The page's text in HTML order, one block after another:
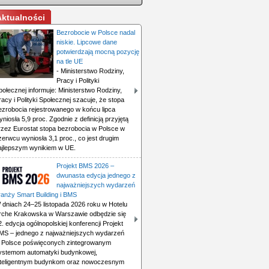
Bezrobocie w Polsce nadal
niskie. Lipcowe dane
potwierdzają mocną pozycję
na tle UE
- Ministerstwo Rodziny,
Pracy i Polityki
informuje: Ministerstwo Rodziny,
i Polityki Społecznej szacuje, że stopa
rejestrowanego w końcu lipca
5,9 proc. Zgodnie z definicją przyjętą
Eurostat stopa bezrobocia w Polsce w
wyniosła 3,1 proc., co jest drugim
wynikiem w UE.
Projekt BMS 2026 –
dwunasta edycja jednego z
najważniejszych wydarzeń
Smart Building i BMS
dniach 24–25 listopada 2026 roku w Hotelu
Krakowska w Warszawie odbędzie się
edycja ogólnopolskiej konferencji Projekt
– jednego z najważniejszych wydarzeń
Polsce poświęconych zintegrowanym
automatyki budynkowej,
budynkom oraz nowoczesnym